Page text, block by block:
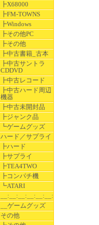
┣X68000
┣FM-TOWNS
┣Windows
┣その他PC
┣その他
┣中古書籍_古本
┣中古サントラ
CDDVD
┣中古レコード
┣中古ハード周辺
機器
┣中古未開封品
┣ジャンク品
┗ゲームグッズ
ハード／サプライ
┣ハード
┣サプライ
┣TEA4TWO
┣コンパチ機
┗ATARI
__:__:__:__:__:__:__
__ゲームグッズ
その他